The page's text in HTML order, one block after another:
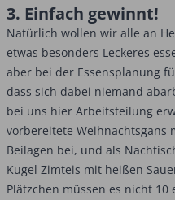
3. Einfach gewinnt!
Natürlich wollen wir alle an
etwas besonders Leckeres
aber bei der Essensplanung
dass sich dabei niemand
bei uns hier Arbeitsteilung
vorbereitete Weihnachtsgans
Beilagen bei, und als
Kugel Zimteis mit heißen
Plätzchen müssen es nicht